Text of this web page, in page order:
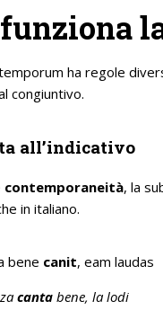
ha regole
congiuntivo.
all’indicativo
contemporaneità, la
in italiano.
bene canit, eam laudas
canta bene, la lodi